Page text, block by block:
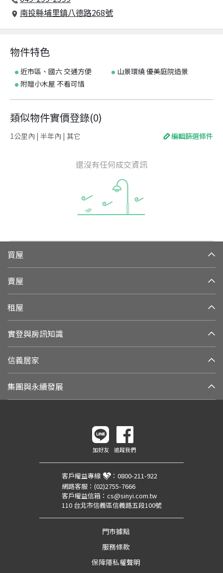
南投縣埔里鎮八德路268號
物件特色
近市區、國六 交通方便
山景環繞 優美庭院造景
附贈小木屋 不看可惜
類似物件實價登錄(0)
1公里內 | 半年內 | 其它 編輯篩選條件
還沒有任何成交資訊
買屋
賣屋
租屋
實登與房訊知識
信義居家
集團與永續發展
加好友 追蹤我們
客戶權益專線 ： 0800-211-922
網路客服： (02)2755-7666
客戶權益信箱： cs@sinyi.com.tw
110 台北市信義區信義路五段100號
門市據點
服務條款
保障隱私權聲明